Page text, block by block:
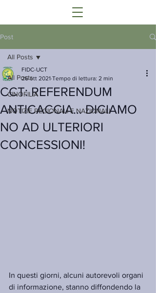
Post
All Posts
CINOFILIA
NOTIZIE REGIONALI E NAZIONALI
All Posts
CCT: REFERENDUM
ANTICACCIA… DICIAMO
NO AD ULTERIORI
CONCESSIONI!
FIDC-UCT
26 ott 2021 Tempo di lettura: 2 min
In questi giorni, alcuni autorevoli organi
di informazione, stanno diffondendo la